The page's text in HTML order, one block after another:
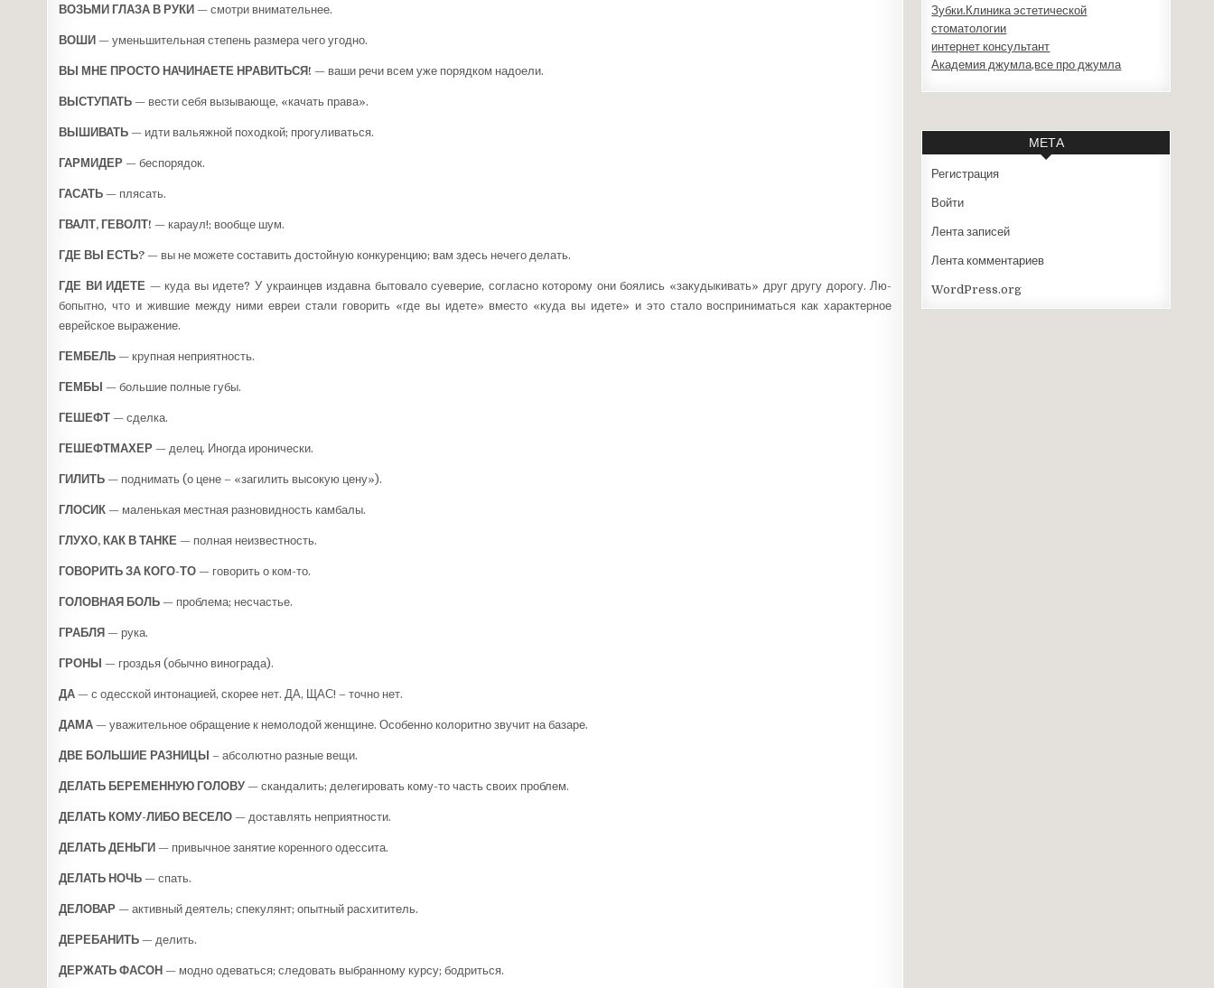
ВОЗЬМИ ГЛАЗА В РУКИ — смотри внимательнее.
ВОШИ — уменьшительная степень размера чего угодно.
ВЫ МНЕ ПРОСТО НАЧИНАЕТЕ НРАВИТЬСЯ! — ваши речи всем уже порядком надоели.
ВЫСТУПАТЬ — вести себя вызывающе, «качать права».
ВЫШИВАТЬ — идти вальяжной походкой; прогуливаться.
ГАРМИДЕР — беспорядок.
ГАСАТЬ — плясать.
ГВАЛТ, ГЕВОЛТ! — караул!; вообще шум.
ГДЕ ВЫ ЕСТЬ? — вы не можете составить достойную конкуренцию; вам здесь нечего делать.
ГДЕ ВИ ИДЕТЕ — куда вы идете? У украинцев издавна бытовало суеверие, согласно кото­рому они боялись «закудыкивать» друг другу дорогу. Лю­
бопытно, что и жившие между ними евреи стали говорить «где вы идете» вместо «куда вы идете» и это стало воспри­ниматься как характерное
еврейское выражение.
ГЕМБЕЛЬ — крупная неприятность.
ГЕМБЫ — большие полные губы.
ГЕШЕФТ — сделка.
ГЕШЕФТМАХЕР — делец. Иногда иронически.
ГИЛИТЬ — поднимать (о цене – «загилить высокую цену»).
ГЛОСИК— маленькая местная разновидность камбалы.
ГЛУХО, КАК В ТАНКЕ — полная неизвестность.
ГОВОРИТЬ ЗА КОГО-ТО — говорить о ком-то.
ГОЛОВНАЯ БОЛЬ — проблема; несчастье.
ГРАБЛЯ — рука.
ГРОНЫ— гроздья (обычно винограда).
ДА — с одесской интонацией, скорее нет. ДА, ЩАС! – точно нет.
ДАМА — уважительное обращение к немолодой женщи­не. Особенно колоритно звучит на базаре.
ДВЕ БОЛЬШИЕ РАЗНИЦЫ – абсолютно разные вещи.
ДЕЛАТЬ БЕРЕМЕННУЮ ГОЛОВУ — скандалить; делегировать кому-то часть своих проблем.
ДЕЛАТЬ КОМУ-ЛИБО ВЕСЕЛО — доставлять не­приятности.
ДЕЛАТЬ ДЕНЬГИ — привычное занятие коренного одессита.
ДЕЛАТЬ НОЧЬ — спать.
ДЕЛОВАР — активный деятель; спекулянт; опытный расхититель.
ДЕРЕБАНИТЬ — делить.
ДЕРЖАТЬ ФАСОН — модно одеваться; следовать выбранному курсу; бодриться.
Зубки.Клиника эстетической
стоматологии
интернет консультант
Академия джумла,все про джумла
МЕТА
Регистрация
Войти
Лента записей
Лента комментариев
WordPress.org